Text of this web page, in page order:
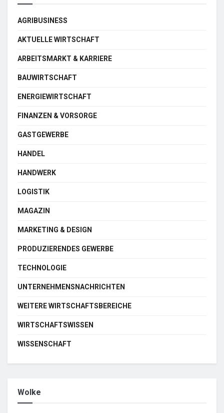
AGRIBUSINESS
AKTUELLE WIRTSCHAFT
ARBEITSMARKT & KARRIERE
BAUWIRTSCHAFT
ENERGIEWIRTSCHAFT
FINANZEN & VORSORGE
GASTGEWERBE
HANDEL
HANDWERK
LOGISTIK
MAGAZIN
MARKETING & DESIGN
PRODUZIERENDES GEWERBE
TECHNOLOGIE
UNTERNEHMENSNACHRICHTEN
WEITERE WIRTSCHAFTSBEREICHE
WIRTSCHAFTSWISSEN
WISSENSCHAFT
Wolke